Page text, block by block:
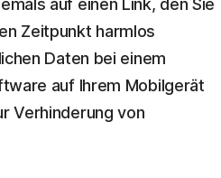
auf einen Link, den Sie
Zeitpunkt harmlos
Daten bei einem
auf Ihrem Mobilgerät
Verhinderung von